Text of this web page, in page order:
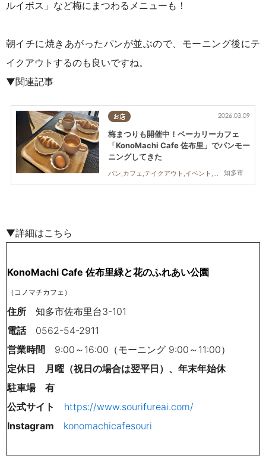
ルイボス」など梅にまつわるメニューも！
朝イチに焼きあがったパンが並ぶので、モーニング後にテ
イクアウトするのも良いですね。
▼関連記事
お店
知多市
2026.03.09
梅まつりも開催中！ベーカリーカフェ
「KonoMachi Cafe 佐布里」でパンモー
ニングしてきた
パン,カフェ,テイクアウト,イベント,自然,行ってみたレポ
▼詳細はこちら
KonoMachi Cafe 佐布里緑と花のふれあい公園
（コノマチカフェ）
住所 知多市佐布里台3-101
電話0562-54-2911
営業時間 9:00～16:00（モーニング 9:00～11:00）
定休日 月曜（祝日の場合は翌平日）、年末年始休
駐車場 有
公式サイト
https://www.sourifureai.com/
Instagram konomachicafesouri